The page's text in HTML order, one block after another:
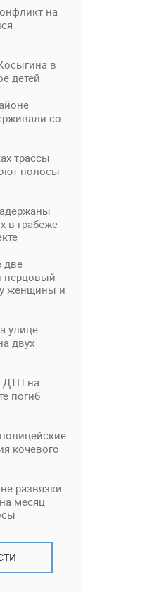
на
в
детей
со
трассы
полосы
в грабеже
две
перцовый
женщины и
улице
двух
ДТП на
погиб
кочевого
развязки
месяц